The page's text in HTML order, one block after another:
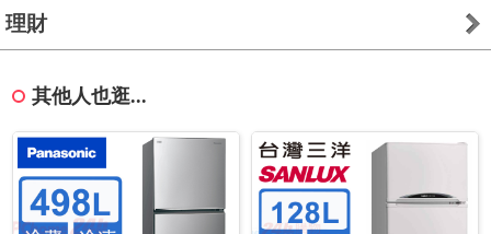
理財
其他人也逛...